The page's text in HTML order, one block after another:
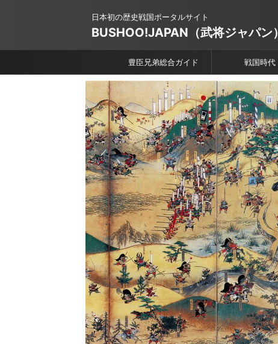
日本初の歴史戦国ポータルサイト
BUSHOO!JAPAN（武将ジャパン）
豊臣兄弟総合ガイド 戦国時代